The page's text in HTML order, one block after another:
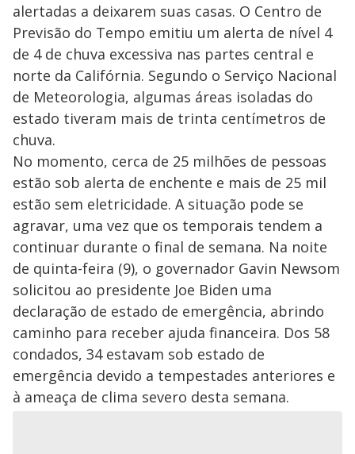
alertadas a deixarem suas casas. O Centro de
Previsão do Tempo emitiu um alerta de nível 4
de 4 de chuva excessiva nas partes central e
norte da Califórnia. Segundo o Serviço Nacional
de Meteorologia, algumas áreas isoladas do
estado tiveram mais de trinta centímetros de
chuva.
No momento, cerca de 25 milhões de pessoas
estão sob alerta de enchente e mais de 25 mil
estão sem eletricidade. A situação pode se
agravar, uma vez que os temporais tendem a
continuar durante o final de semana. Na noite
de quinta-feira (9), o governador Gavin Newsom
solicitou ao presidente Joe Biden uma
declaração de estado de emergência, abrindo
caminho para receber ajuda financeira. Dos 58
condados, 34 estavam sob estado de
emergência devido a tempestades anteriores e
à ameaça de clima severo desta semana.